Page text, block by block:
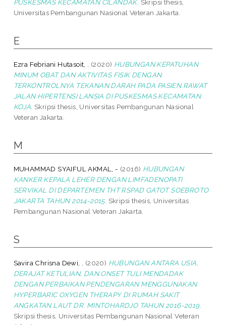
PUSKESMAS KECAMATAN CILANDAK. Skripsi thesis,
Universitas Pembangunan Nasional Veteran Jakarta.
E
Ezra Febriani Hutasoit, . (2020) HUBUNGAN KEPATUHAN
MINUM OBAT DAN AKTIVITAS FISIK DENGAN
TERKONTROLNYA TEKANAN DARAH PADA PASIEN RAWAT
JALAN HIPERTENSI LANSIA DI PUSKESMAS KECAMATAN
KOJA. Skripsi thesis, Universitas Pembangunan Nasional
Veteran Jakarta.
M
MUHAMMAD SYAIFUL AKMAL, - (2016) HUBUNGAN
KANKER KEPALA LEHER DENGAN LIMFADENOPATI
SERVIKAL DI DEPARTEMEN THT RSPAD GATOT SOEBROTO
JAKARTA TAHUN 2014-2015. Skripsi thesis, Universitas
Pembangunan Nasional Veteran Jakarta.
S
Savira Chrisna Dewi, . (2020) HUBUNGAN ANTARA USIA,
DERAJAT KETULIAN, DAN ONSET TULI MENDADAK
DENGAN PERBAIKAN PENDENGARAN MENGGUNAKAN
HYPERBARIC OXYGEN THERAPY DI RUMAH SAKIT
ANGKATAN LAUT DR. MINTOHARDJO TAHUN 2016-2019.
Skripsi thesis, Universitas Pembangunan Nasional Veteran